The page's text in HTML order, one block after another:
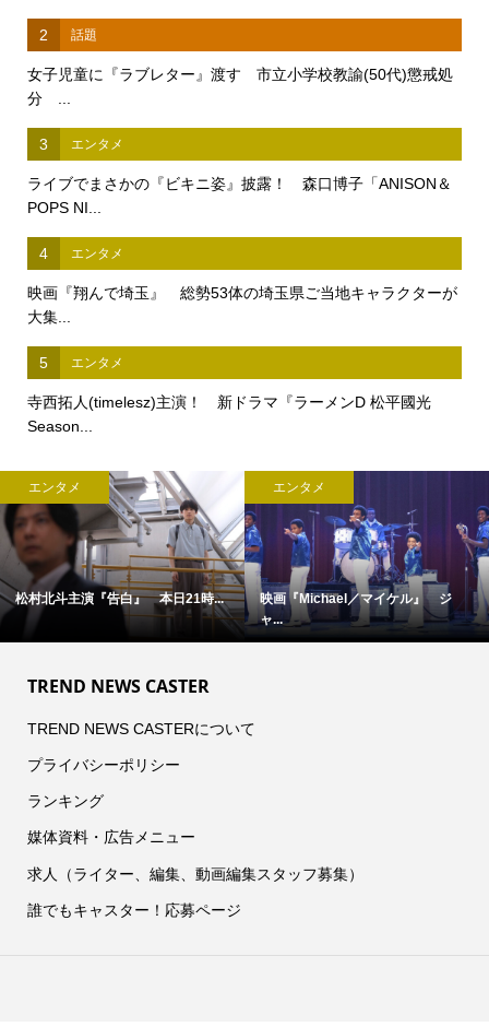
2 話題
女子児童に『ラブレター』渡す 市立小学校教諭(50代)懲戒処
分 ...
3 エンタメ
ライブでまさかの『ビキニ姿』披露！ 森口博子「ANISON＆
POPS NI...
4 エンタメ
映画『翔んで埼玉』 総勢53体の埼玉県ご当地キャラクターが
大集...
5 エンタメ
寺西拓人(timelesz)主演！ 新ドラマ『ラーメンD 松平國光
Season...
エンタメ
松村北斗主演『告白』 本日21時...
エンタメ
映画『Michael／マイケル』 ジ
ャ...
TREND NEWS CASTER
TREND NEWS CASTERについて
プライバシーポリシー
ランキング
媒体資料・広告メニュー
求人（ライター、編集、動画編集スタッフ募集）
誰でもキャスター！応募ページ